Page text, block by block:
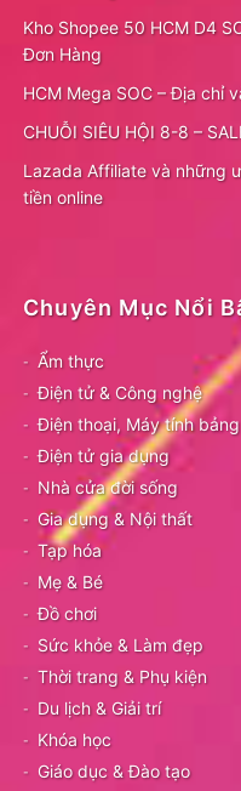
Kho Shopee 50 HCM D4
Đơn Hàng
HCM Mega SOC – Địa chỉ
CHUỖI SIÊU HỘI 8-8 –
Lazada Affiliate và những
tiền online
Chuyên Mục Nổi
Ẩm thực
Điện tử & Công nghệ
Điện thoại, Máy tính bảng
Điện tử gia dụng
Nhà cửa đời sống
Gia dụng & Nội thất
Tạp hóa
Mẹ & Bé
Đồ chơi
Sức khỏe & Làm đẹp
Thời trang & Phụ kiện
Du lịch & Giải trí
Khóa học
Giáo dục & Đào tạo